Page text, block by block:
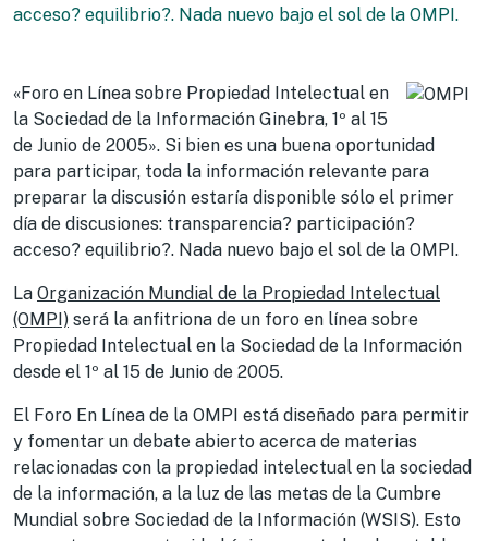
acceso? equilibrio?. Nada nuevo bajo el sol de la OMPI.
«Foro en Línea sobre Propiedad Intelectual en
la Sociedad de la Información Ginebra, 1º al 15
de Junio de 2005». Si bien es una buena oportunidad
para participar, toda la información relevante para
preparar la discusión estaría disponible sólo el primer
día de discusiones: transparencia? participación?
acceso? equilibrio?. Nada nuevo bajo el sol de la OMPI.
La Organización Mundial de la Propiedad Intelectual
(OMPI) será la anfitriona de un foro en línea sobre
Propiedad Intelectual en la Sociedad de la Información
desde el 1º al 15 de Junio de 2005.
El Foro En Línea de la OMPI está diseñado para permitir
y fomentar un debate abierto acerca de materias
relacionadas con la propiedad intelectual en la sociedad
de la información, a la luz de las metas de la Cumbre
Mundial sobre Sociedad de la Información (WSIS). Esto